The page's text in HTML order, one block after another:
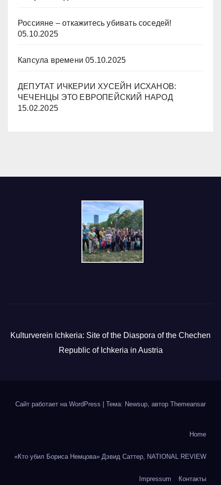
Россияне – откажитесь убивать соседей!
05.10.2025
Капсула времени 05.10.2025
ДЕПУТАТ ИЧКЕРИИ ХУСЕЙН ИСХАНОВ:
ЧЕЧЕНЦЫ ЭТО ЕВРОПЕЙСКИЙ НАРОД
15.02.2025
Kulturverein Ichkeria: Site of the Diaspora of the Chechen
Republic of Ichkeria in Austria
Сайт работает на WordPress Тема: Newsup, автор Themeansar
Home
«Кто убил Бориса Немцова» Дэвид Саттер, NATIONAL REVIEW
Impressum Контакты